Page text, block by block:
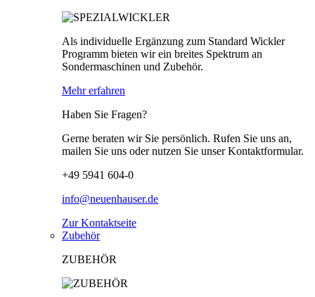
Als individuelle Ergänzung zum Standard Wickler
Programm bieten wir ein breites Spektrum an
Sondermaschinen und Zubehör.
Mehr erfahren
Haben Sie Fragen?
Gerne beraten wir Sie persönlich. Rufen Sie uns an,
mailen Sie uns oder nutzen Sie unser Kontaktformular.
+49 5941 604-0
info@neuenhauser.de
Zur Kontaktseite
Zubehör
ZUBEHÖR